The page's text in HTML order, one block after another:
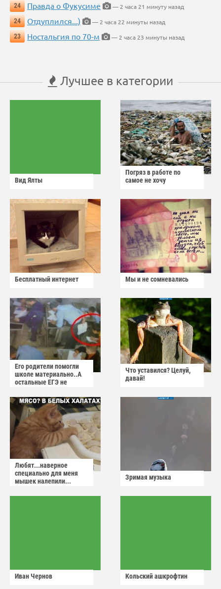
24
Правда о Фукусиме
— 2 часа 21 минуту назад
24
Отдуплился...)
— 2 часа 22 минуты назад
23
Ностальгия по 70-м — 2 часа 23 минуты назад
Лучшее в категории
Вид Ялты
Погряз в работе по
самое не хочу
Бесплатный интернет Мы и не сомневались
Его родители помогли
школе материально..А
остальные ЕГЭ не
Что уставился? Целуй,
давай!
Любят...наверное
специально для меня
мышек налепили...
Зримая музыка
Иван Чернов Кольский ашкрофтин